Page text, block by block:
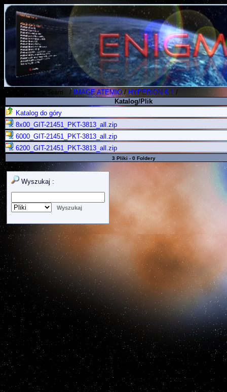
Polish Koders Team /IMAGE ATEMIO/ HYPERION 6.1 /
Katalog/Plik
Katalog do góry
8x00_GIT-21451_PKT-3813_all.zip
6000_GIT-21451_PKT-3813_all.zip
6200_GIT-21451_PKT-3813_all.zip
3 Pliki - 0 Foldery
Wyszukaj :